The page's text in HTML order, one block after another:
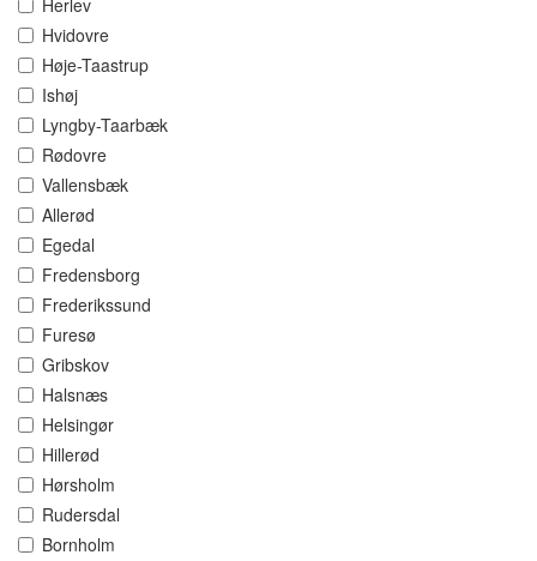
Herlev
Hvidovre
Høje-Taastrup
Ishøj
Lyngby-Taarbæk
Rødovre
Vallensbæk
Allerød
Egedal
Fredensborg
Frederikssund
Furesø
Gribskov
Halsnæs
Helsingør
Hillerød
Hørsholm
Rudersdal
Bornholm